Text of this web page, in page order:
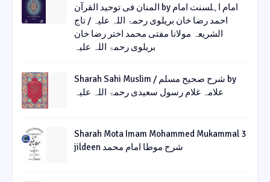
المنان فی توحید القرآن by امام اہلسنت امام
احمد رضا خان بریلوی رحمۃ اللہ علیہ / تاج
الشریعہ مولانا مفتی محمد اختر رضا خان
بریلوی رحمۃ اللہ علیہ
Sharah Sahi Muslim / شرح صحیح مسلم by
علامہ غلام رسول سعیدی رحمۃ اللہ علیہ
Sharah Mota Imam Mohammed Mukammal 3
jildeen شرح موطا امام محمد